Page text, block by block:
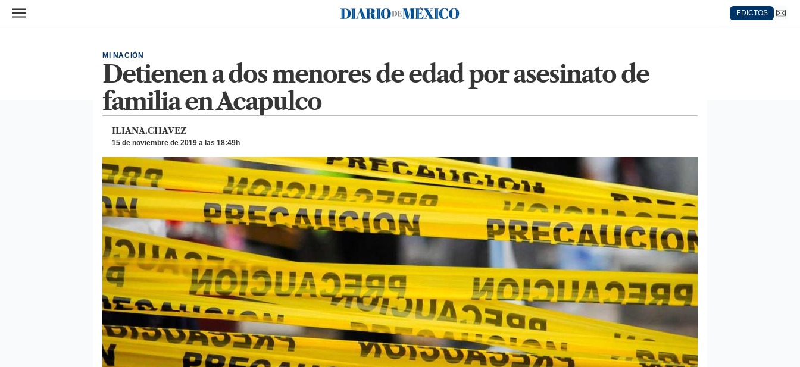
Ir al contenido principal
Diario de México
EDICTOS
Detienen a dos menores de edad por asesinato de
familia en Acapulco
MI NACIÓN
ILIANA.CHAVEZ
15 de noviembre de 2019 a las 18:49h